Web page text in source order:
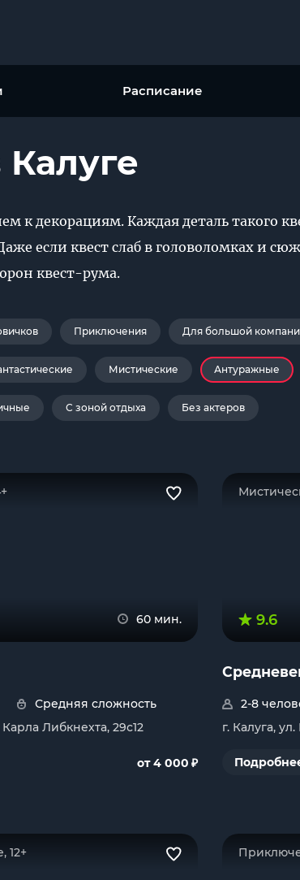
Расписание
к декорациям. Каждая деталь такого
если квест слаб в головоломках и
квест-рума.
Приключения Для большой
Мистические Антуражные
С зоной отдыха Без актеров
60 мин.
Средняя сложность
Карла Либкнехта, 29с12
от 4 000 ₽
9.6
2-8
г. Калуга,
12+